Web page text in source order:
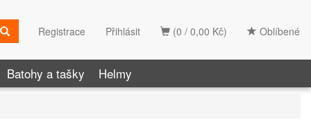
(0 / 0,00 Kč) Oblíbené
Registrace Přihlásit
Batohy a tašky Helmy